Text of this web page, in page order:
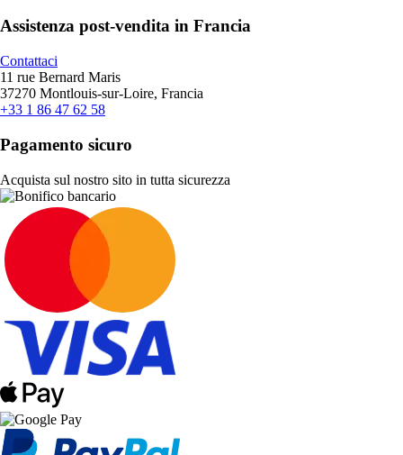
Assistenza post-vendita in Francia
Contattaci
11 rue Bernard Maris
37270 Montlouis-sur-Loire, Francia
+33 1 86 47 62 58
Pagamento sicuro
Acquista sul nostro sito in tutta sicurezza